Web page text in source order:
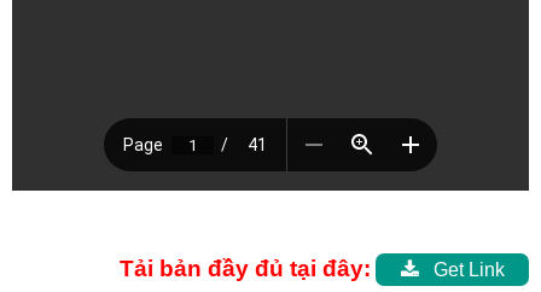
Tải bản đầy đủ tại đây: Get Link